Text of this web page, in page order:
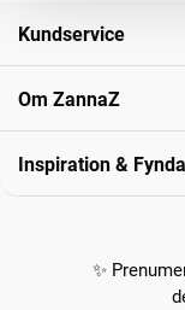
Kundservice
Om ZannaZ
Inspiration & Fynda
✨